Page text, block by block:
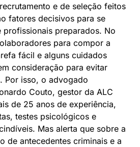
e de seleção feitos
fatores decisivos para se
profissionais preparados. No
para compor a
fácil e alguns cuidados
consideração para evitar
Por isso, o advogado
Couto, gestor da ALC
de 25 anos de experiência,
testes psicológicos e
Mas alerta que sobre a
de antecedentes criminais e a